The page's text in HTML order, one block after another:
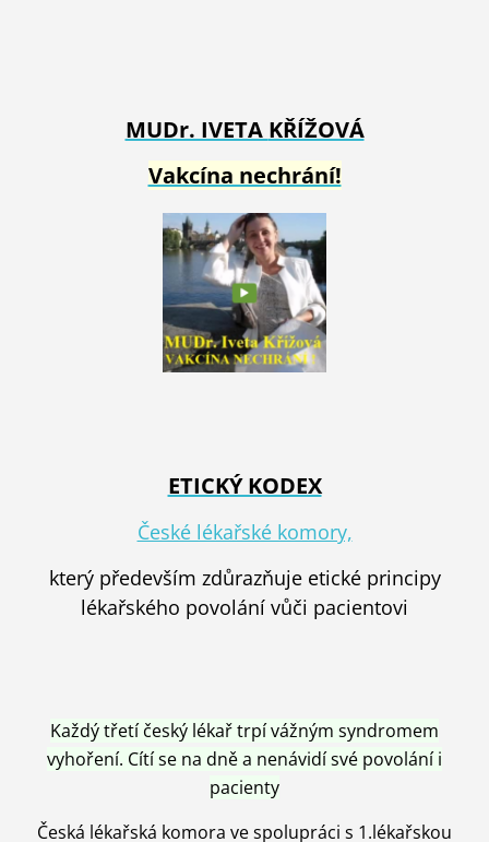
MUDr. IVETA KŘÍŽOVÁ
Vakcína nechrání!
ETICKÝ KODEX
České lékařské komory,
který především zdůrazňuje etické principy
lékařského povolání vůči pacientovi
Každý třetí český lékař trpí vážným syndromem
vyhoření. Cítí se na dně a nenávidí své povolání i
pacienty
Česká lékařská komora ve spolupráci s 1.lékařskou